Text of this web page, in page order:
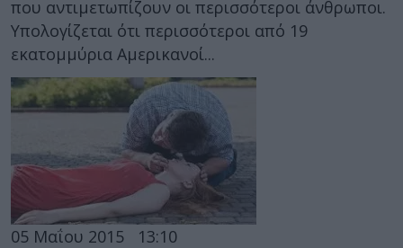
που αντιμετωπίζουν οι περισσότεροι άνθρωποι.
Υπολογίζεται ότι περισσότεροι από 19
εκατομμύρια Αμερικανοί...
05 Μαΐου 2015 13:10